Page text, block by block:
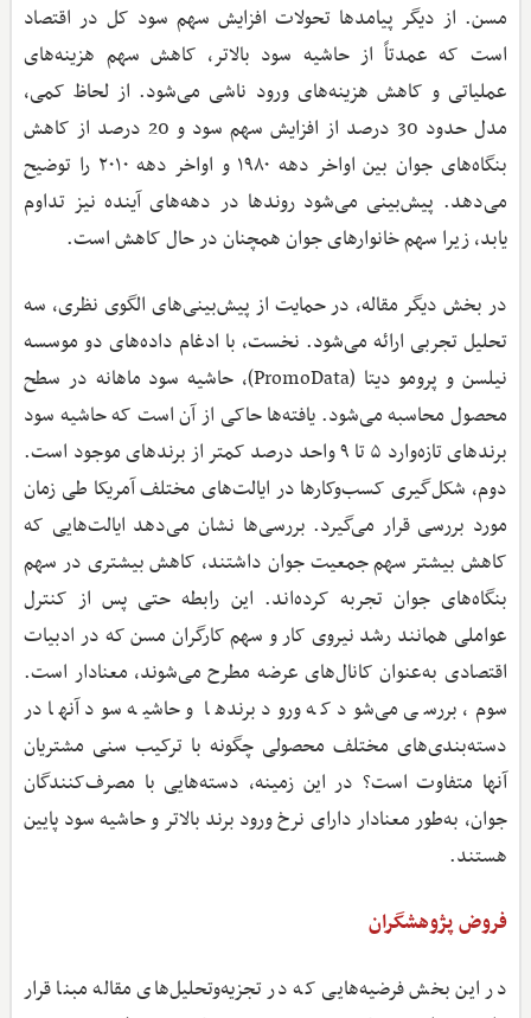
مسن. از دیگر پیامدها تحولات افزایش سهم سود کل در اقتصاد
است که عمدتاً از حاشیه سود بالاتر، کاهش سهم هزینه‌های
عملیاتی و کاهش هزینه‌های ورود ناشی می‌شود. از لحاظ کمی،
مدل حدود 30 درصد از افزایش سهم سود و 20 درصد از کاهش
بنگاه‌های جوان بین اواخر دهه ۱۹۸۰ و اواخر دهه ۲۰۱۰ را توضیح
می‌دهد. پیش‌بینی می‌شود روندها در دهه‌های آینده نیز تداوم
یابد، زیرا سهم خانوارهای جوان همچنان در حال کاهش است.
در بخش دیگر مقاله، در حمایت از پیش‌بینی‌های الگوی نظری، سه
تحلیل تجربی ارائه می‌شود. نخست، با ادغام داده‌های دو موسسه
نیلسن و پرومو دیتا (PromoData)، حاشیه سود ماهانه در سطح
محصول محاسبه می‌شود. یافته‌ها حاکی از آن است که حاشیه سود
برندهای تازه‌وارد ۵ تا ۹ واحد درصد کمتر از برندهای موجود است.
دوم، شکل‌گیری کسب‌وکارها در ایالت‌های مختلف آمریکا طی زمان
مورد بررسی قرار می‌گیرد. بررسی‌ها نشان می‌دهد ایالت‌هایی که
کاهش بیشتر سهم جمعیت جوان داشتند، کاهش بیشتری در سهم
بنگاه‌های جوان تجربه کرده‌اند. این رابطه حتی پس از کنترل
عواملی همانند رشد نیروی کار و سهم کارگران مسن که در ادبیات
اقتصادی به‌عنوان کانال‌های عرضه مطرح می‌شوند، معنادار است.
سوم، بررسی می‌شود که ورود برندها و حاشیه سود آنها در
دسته‌بندی‌های مختلف محصولی چگونه با ترکیب سنی مشتریان
آنها متفاوت است؟ در این زمینه، دسته‌هایی با مصرف‌کنندگان
جوان، به‌طور معنادار دارای نرخ ورود برند بالاتر و حاشیه سود پایین
هستند.
فروض پژوهشگران
در این بخش فرضیه‌هایی که در تجزیه‌وتحلیل‌های مقاله مبنا قرار